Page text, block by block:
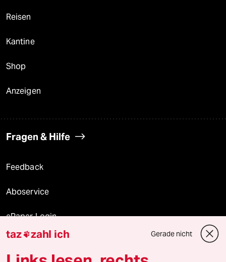
Reisen
Kantine
Shop
Anzeigen
Fragen & Hilfe
Feedback
Aboservice
ePaper Login
Downloads für Abonnierende
taz zahl ich Gerade nicht